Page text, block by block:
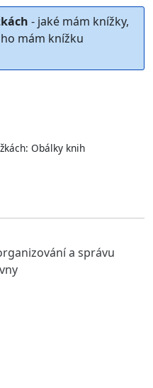
- jaké mám knížky,
mám knížku
Obálky knih
a správu